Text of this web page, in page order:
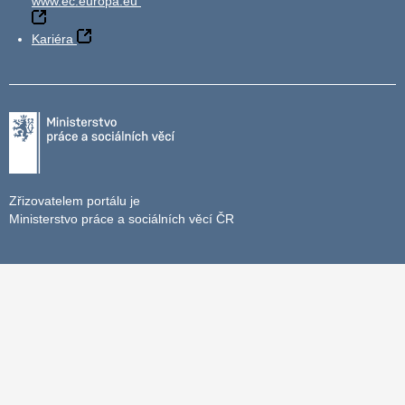
Kariéra
Zřizovatelem portálu je
Ministerstvo práce a sociálních věcí ČR